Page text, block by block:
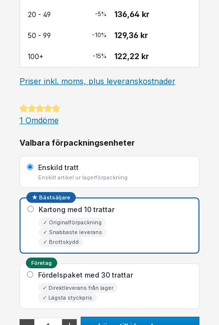
20 - 49 -5% 136,64 kr
50 - 99 -10% 129,36 kr
100+ -15% 122,22 kr
Priser inkl. moms, plus leveranskostnader
Genomsnittligt betyg på 5 av 5 stjärnor
1 Omdöme
Valbara förpackningsenheter
Enskild tratt
Enskilt artikel ur lagerförpackning
★ Bästsäljare
Kartong med 10 trattar
✓ Originalförpackning
✓ Snabbaste leverans
✓ Brottskydd
Företag
Fördelspaket med 30 trattar
✓ Direktleverans från lager
✓ Lägsta styckpris